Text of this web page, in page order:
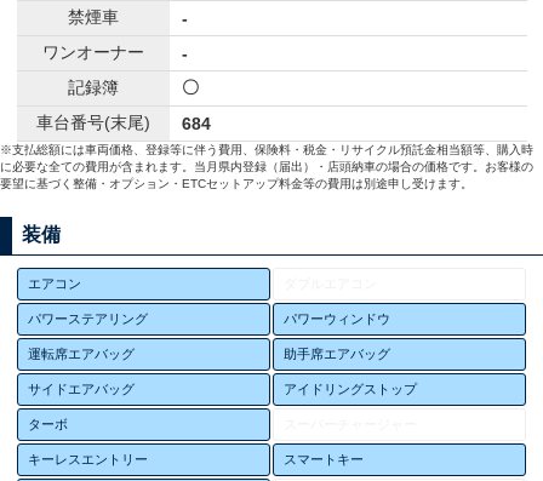
禁煙車
-
ワンオーナー
-
記録簿
〇
車台番号(末尾)
684
※支払総額には車両価格、登録等に伴う費用、保険料・税金・リサイクル預託金相当額等、購入時
に必要な全ての費用が含まれます。当月県内登録（届出）・店頭納車の場合の価格です。お客様の
要望に基づく整備・オプション・ETCセットアップ料金等の費用は別途申し受けます。
装備
エアコン
パワーステアリング パワーウィンドウ
運転席エアバッグ 助手席エアバッグ
サイドエアバッグ アイドリングストップ
ターボ
キーレスエントリー スマートキー